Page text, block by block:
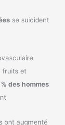
se suicident
fruits et
% des hommes
ont augmenté